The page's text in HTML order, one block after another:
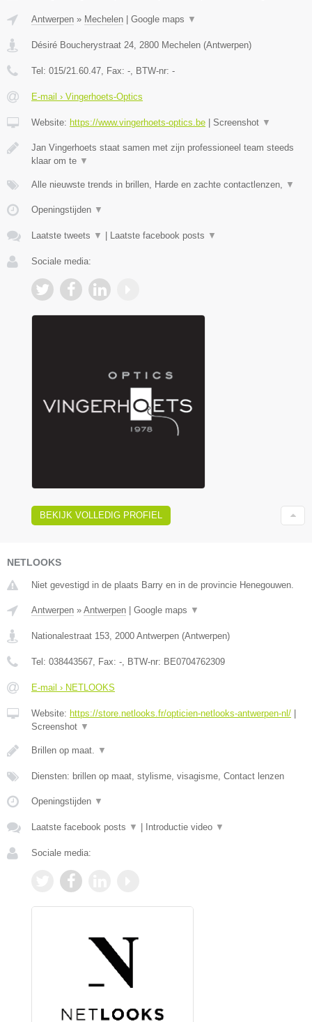
Antwerpen » Mechelen | Google maps ▼
Désiré Boucherystraat 24 2800 Mechelen (Antwerpen)
Tel: 015/21.60.47 , Fax: - , BTW-nr: -
E-mail › Vingerhoets-Optics
Website: https://www.vingerhoets-optics.be | Screenshot ▼
Jan Vingerhoets staat samen met zijn professioneel team steeds
klaar om te ▼
Alle nieuwste trends in brillen, Harde en zachte contactlenzen, ▼
Openingstijden ▼
Laatste tweets ▼ | Laatste facebook posts ▼
Sociale media:
BEKIJK VOLLEDIG PROFIEL
NETLOOKS
Niet gevestigd in de plaats Barry en in de provincie Henegouwen.
Antwerpen » Antwerpen | Google maps ▼
Nationalestraat 153 2000 Antwerpen (Antwerpen)
Tel: 038443567 , Fax: - , BTW-nr: BE0704762309
E-mail › NETLOOKS
Website: https://store.netlooks.fr/opticien-netlooks-antwerpen-nl/ |
Screenshot ▼
Brillen op maat. ▼
Diensten: brillen op maat, stylisme, visagisme, Contact lenzen
Openingstijden ▼
Laatste facebook posts ▼ | Introductie video ▼
Sociale media: